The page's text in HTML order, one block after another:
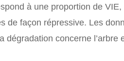
à une proportion de
de façon répressive. Les
dégradation concerne